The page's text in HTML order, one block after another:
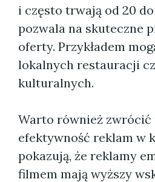
i często trwają od 20
pozwala na skuteczne
oferty. Przykładem
lokalnych restauracji
kulturalnych.
Warto również zwrócić
efektywność reklam w
pokazują, że reklamy
filmem mają wyższy